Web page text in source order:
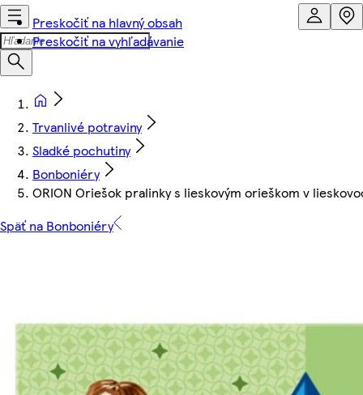
Preskočiť na hlavný obsah
Preskočiť na vyhľadávanie
Trvanlivé potraviny
Sladké pochutiny
Bonboniéry
ORION Oriešok pralinky s lieskovým orieškom v
Späť na Bonboniéry